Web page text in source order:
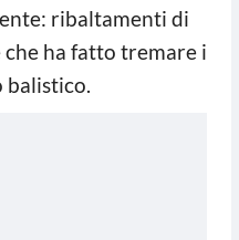
ribaltamenti di
ha fatto tremare i
balistico.